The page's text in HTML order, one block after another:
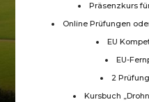
Präsenzkurs
Online Prüfungen
EU
EU-
2
Kursbuch